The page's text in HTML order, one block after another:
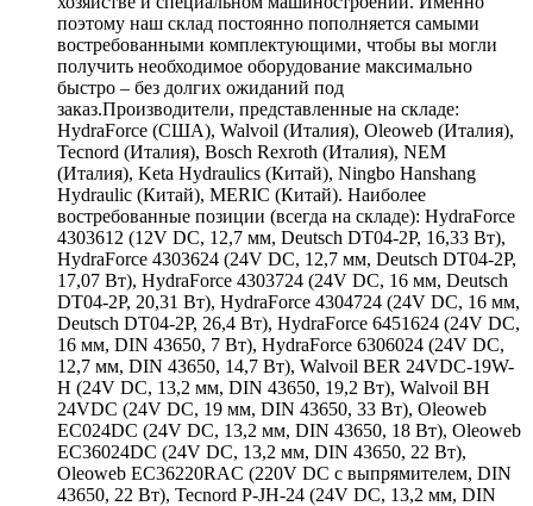
поэтому наш склад постоянно пополняется самыми
востребованными комплектующими, чтобы вы могли
получить необходимое оборудование максимально
быстро – без долгих ожиданий под
заказ.Производители, представленные на складе:
HydraForce (США), Walvoil (Италия), Oleoweb (Италия),
Tecnord (Италия), Bosch Rexroth (Италия), NEM
(Италия), Keta Hydraulics (Китай), Ningbo Hanshang
Hydraulic (Китай), MERIC (Китай). Наиболее
востребованные позиции (всегда на складе): HydraForce
4303612 (12V DC, 12,7 мм, Deutsch DT04-2P, 16,33 Вт),
HydraForce 4303624 (24V DC, 12,7 мм, Deutsch DT04-2P,
17,07 Вт), HydraForce 4303724 (24V DC, 16 мм, Deutsch
DT04-2P, 20,31 Вт), HydraForce 4304724 (24V DC, 16 мм,
Deutsch DT04-2P, 26,4 Вт), HydraForce 6451624 (24V DC,
16 мм, DIN 43650, 7 Вт), HydraForce 6306024 (24V DC,
12,7 мм, DIN 43650, 14,7 Вт), Walvoil BER 24VDC-19W-
H (24V DC, 13,2 мм, DIN 43650, 19,2 Вт), Walvoil BH
24VDC (24V DC, 19 мм, DIN 43650, 33 Вт), Oleoweb
EC024DC (24V DC, 13,2 мм, DIN 43650, 18 Вт), Oleoweb
EC36024DC (24V DC, 13,2 мм, DIN 43650, 22 Вт),
Oleoweb EC36220RAC (220V DC с выпрямителем, DIN
43650, 22 Вт), Tecnord P-JH-24 (24V DC, 13,2 мм, DIN